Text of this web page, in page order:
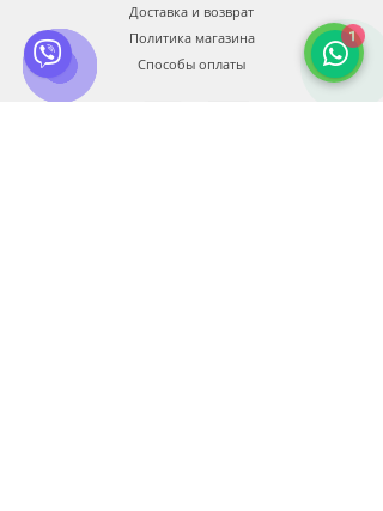
Доставка и возврат
Политика магазина
Способы оплаты
1